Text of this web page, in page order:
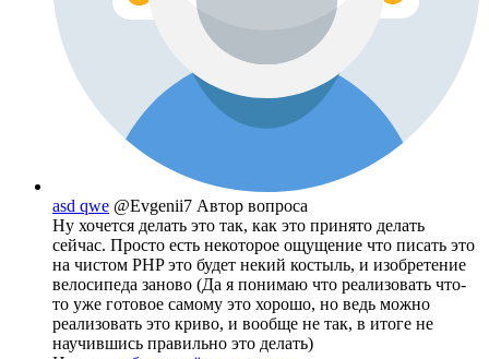
asd qwe @Evgenii7 Автор вопроса
Ну хочется делать это так, как это принято делать
сейчас. Просто есть некоторое ощущение что писать это
на чистом PHP это будет некий костыль, и изобретение
велосипеда заново (Да я понимаю что реализовать что-
то уже готовое самому это хорошо, но ведь можно
реализовать это криво, и вообще не так, в итоге не
научившись правильно это делать)